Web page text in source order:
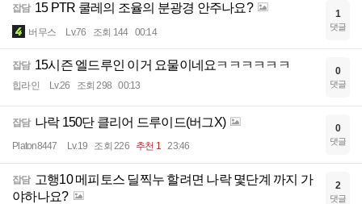
잡담 15 PTR 쿨레의 조율의 분광경 안주나요?
버무스 Lv.76 조회 144 00:14
1
댓글
잡담 15시즌 엘드루인 이거 요물이네요ㅋㅋㅋㅋㅋㅋ
힙라인 Lv.26 조회 298 00:13
0
댓글
잡담 나락 150단 클리어 드루이드(버그X)
Platon8447 Lv.19 조회 226 추천 1 23:46
0
댓글
잡담 고행10 메피토스 딜찍누 할려면 나락 몇단계 까지 가
야하나요?
2
댓글